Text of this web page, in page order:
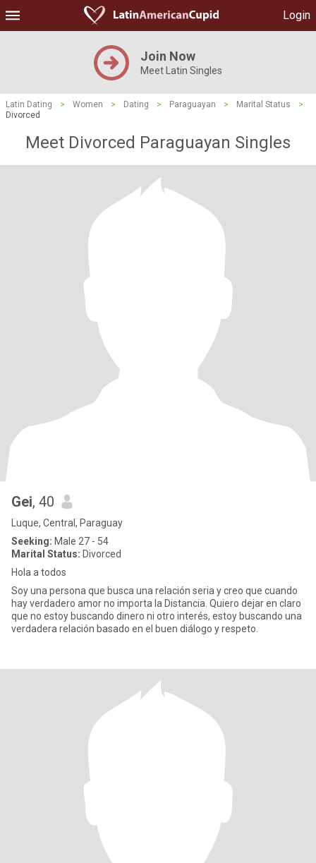
Login
Join Now
Meet Latin Singles
Latin Dating > Women > Dating > Paraguayan > Marital Status
>
Divorced
Meet Divorced Paraguayan Singles
Gei, 40
Luque, Central, Paraguay
Seeking: Male 27 - 54
Marital Status: Divorced
Hola a todos
Soy una persona que busca una relación seria y creo que cuando
hay verdadero amor no importa la Distancia. Quiero dejar en claro
que no estoy buscando dinero ni otro interés, estoy buscando una
verdadera relación basado en el buen diálogo y respeto.